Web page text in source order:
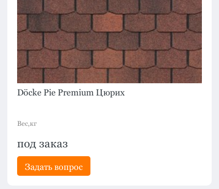
Döcke Pie Premium Цюрих
Вес,кг
под заказ
Задать вопрос